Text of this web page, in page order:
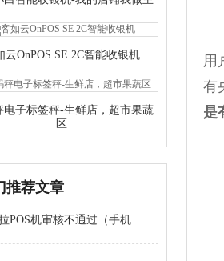
云OnPOS SE 2C智能收银机
电子标签秤-生鲜店，超市果蔬
区
推荐文章
POS机审核不通过（手机...
用
有
是